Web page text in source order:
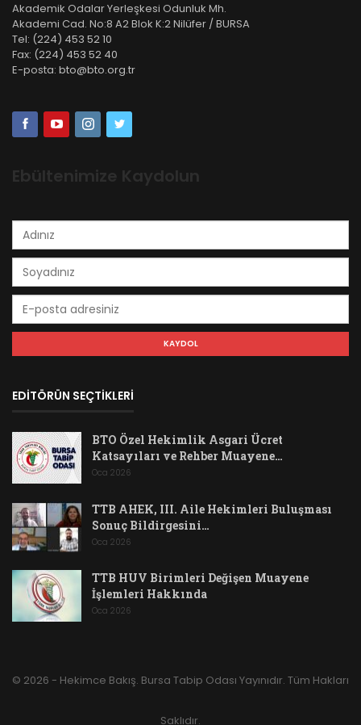
Akademik Odalar Yerleşkesi Odunluk Mh.
Akademi Cad. No:8 A2 Blok K:2 Nilüfer / BURSA
Tel: (224) 453 52 10
Fax: (224) 453 52 40
E-posta: bto@bto.org.tr
Ebültenimize Kaydolun
EDİTÖRÜN SEÇTİKLERİ
BTO Özel Hekimlik Asgari Ücret
Katsayıları ve Rehber Muayene…
Oca 2026
TTB AHEK, III. Aile Hekimleri Buluşması
Sonuç Bildirgesini…
Oca 2026
TTB HUV Birimleri Değişen Muayene
İşlemleri Hakkında
Oca 2026
© 2026 - Hekimce Bakış. Bursa Tabip Odası Yayınıdır. Tüm Hakları
Saklıdır.